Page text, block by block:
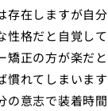
在しますが自
格だと自覚し
正の方が楽だ
れてしまいま
意志で装着時